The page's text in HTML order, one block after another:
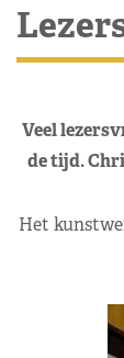
Veel
de tijd.
Het